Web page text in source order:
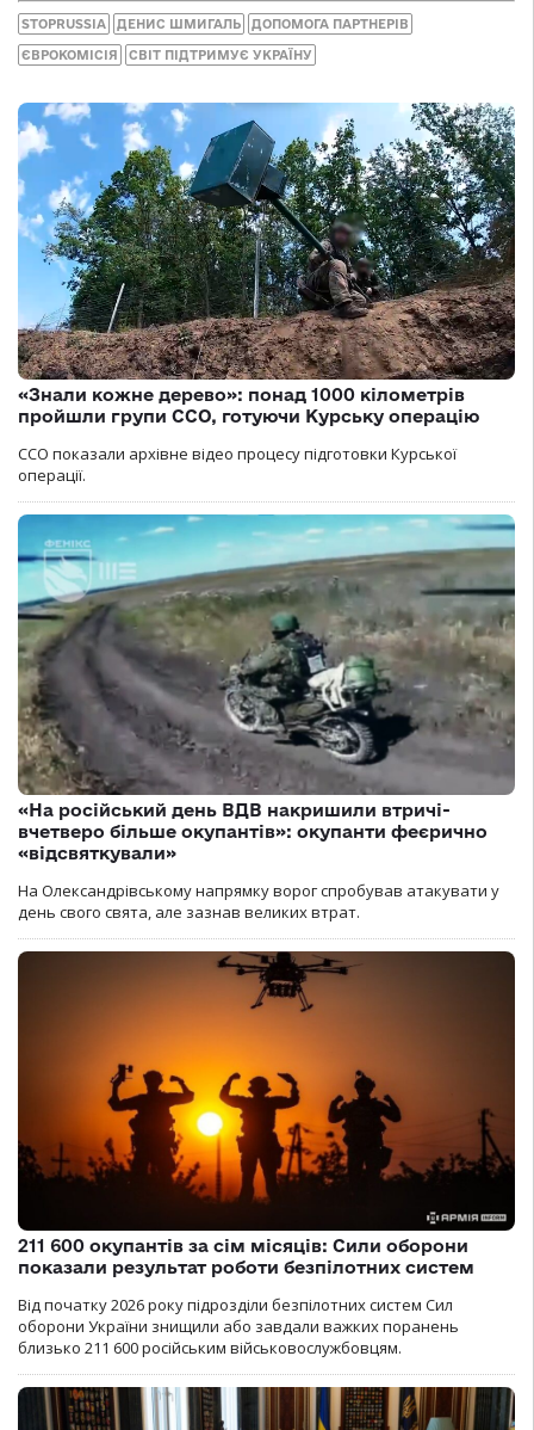
STOPRUSSIA ДЕНИС ШМИГАЛЬ ДОПОМОГА ПАРТНЕРІВ
ЄВРОКОМІСІЯ СВІТ ПІДТРИМУЄ УКРАЇНУ
«Знали кожне дерево»: понад 1000 кілометрів
пройшли групи ССО, готуючи Курську операцію
ССО показали архівне відео процесу підготовки Курської
операції.
«На російський день ВДВ накришили втричі-
вчетверо більше окупантів»: окупанти феєрично
«відсвяткували»
На Олександрівському напрямку ворог спробував атакувати у
день свого свята, але зазнав великих втрат.
211 600 окупантів за сім місяців: Сили оборони
показали результат роботи безпілотних систем
Від початку 2026 року підрозділи безпілотних систем Сил
оборони України знищили або завдали важких поранень
близько 211 600 російським військовослужбовцям.